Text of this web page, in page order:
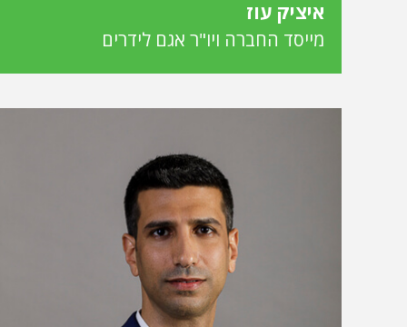
איציק עוז
מייסד החברה ויו"ר אגם לידרים